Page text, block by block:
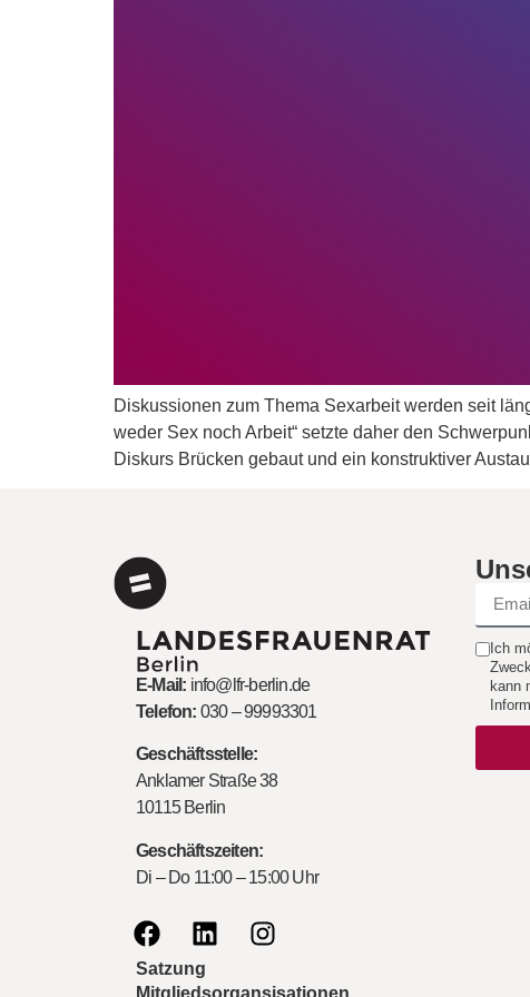
Diskussionen zum Thema Sexarbeit werden seit
weder Sex noch Arbeit“ setzte daher den
Diskurs Brücken gebaut und ein konstruktiver
E-Mail: info@lfr-berlin.de
Telefon: 030 – 99993301
Geschäftsstelle:
Anklamer Straße 38
10115 Berlin
Geschäftszeiten:
Di – Do 11:00 – 15:00 Uhr
Satzung
Mitgliedsorgansisationen
Ich
kann